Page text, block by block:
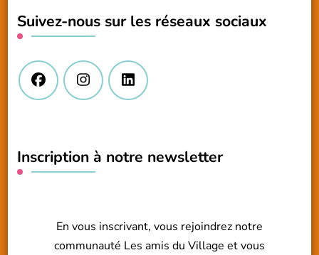
?
Suivez-nous sur les réseaux sociaux
Inscription à notre newsletter
En vous inscrivant, vous rejoindrez notre
communauté Les amis du Village et vous